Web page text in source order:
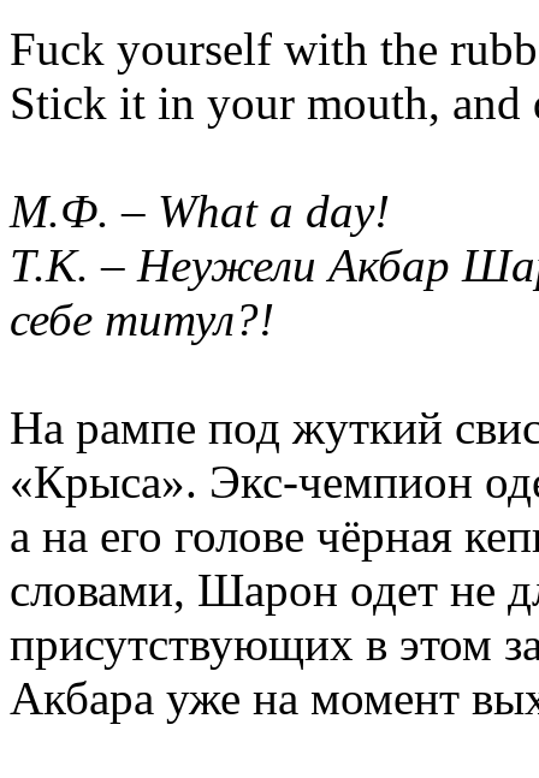
Fuck yourself with the
Stick it in your mouth, and
М.Ф. – What a day!
Т.К. – Неужели Акбар
себе титул?!
На рампе под жуткий
«Крыса». Экс-чемпион
а на его голове чёрная
словами, Шарон одет не
присутствующих в этом
Акбара уже на момент